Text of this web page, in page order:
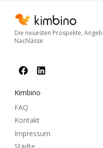
Die neuesten Prospekte,
Nachlässe
Kimbino
FAQ
Kontakt
Impressum